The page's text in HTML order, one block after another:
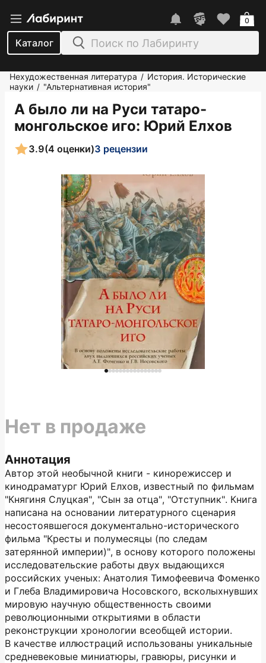
Каталог
0
Нехудожественная литература / История. Исторические
науки / "Альтернативная история"
А было ли на Руси татаро-
монгольское иго: Юрий Елхов
3.9(4 оценки)3 рецензии
Аннотация
Автор этой необычной книги - кинорежиссер и
кинодраматург Юрий Елхов, известный по фильмам
"Княгиня Слуцкая", "Сын за отца", "Отступник". Книга
написана на основании литературного сценария
несостоявшегося документально-исторического
фильма "Кресты и полумесяцы (по следам
затерянной империи)", в основу которого положены
исследовательские работы двух выдающихся
российских ученых: Анатолия Тимофеевича Фоменко
и Глеба Владимировича Носовского, всколыхнувших
мировую научную общественность своими
революционными открытиями в области
реконструкции хронологии всеобщей истории.
В качестве иллюстраций использованы уникальные
средне­вековые миниатюры, гравюры, рисунки и
Нет в продаже